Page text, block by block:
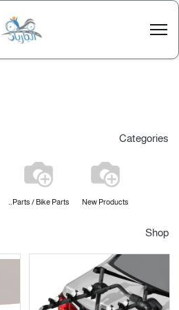
Categories
New Products
Shop